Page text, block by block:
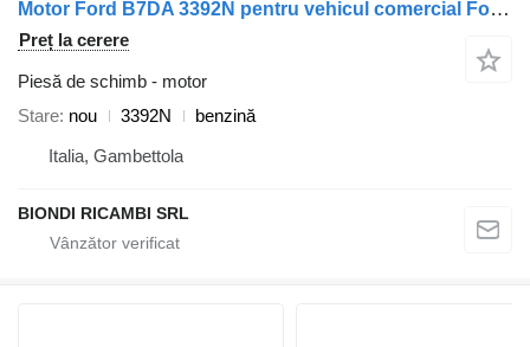
Motor Ford B7DA 3392N pentru vehicul comercial Ford Transit Connect
Preț la cerere
Piesă de schimb - motor
Stare nou 3392N
benzină
Italia, Gambettola
BIONDI RICAMBI SRL